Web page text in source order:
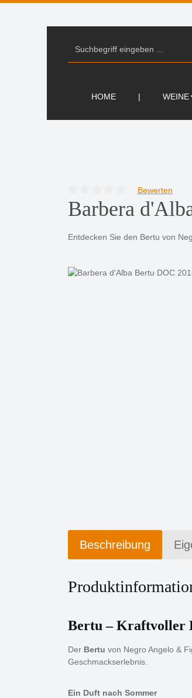
HOME WEINE
Durchschnittliche Bewertung von
Bewerten
Barbera
Entdecken Sie den Bertu von
Bildergalerie überspringen
Beschreibung
Bertu – Kraftvoller
Der Bertu von Negro Angelo &
Geschmackserlebnis.
Ein Duft nach Sommer